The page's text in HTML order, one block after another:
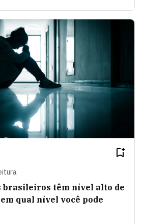
brasileiros têm nível alto de
qual nível você pode